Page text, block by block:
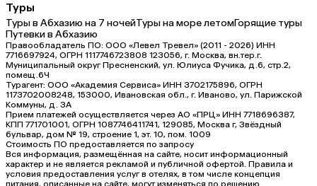
Туры
Туры в Абхазию на 7 ночейТуры на море летомГорящие туры
Путевки в Абхазию
Правообладатель ПО: ООО «Левел Тревел» (2011 - 2026) ИНН
7716697924, ОГРН 1117746723808 123056, г. Москва, вн.тер.г.
Муниципальный округ Пресненский, ул. Юлиуса Фучика, д.6, стр.2,
помещ.6Ч
Турагент: ООО «Академия Сервиса» ИНН 3702175896, ОГРН
1173702008248, 153000, Ивановская обл., г. Иваново, ул. Парижской
Коммуны, д. ЗА
Прием платежей осуществляется через АО «ПРЦ» ИНН 7718696387,
КПП 771701001, ОГРН 1087746411741, 129085, Москва г, Звёздный
бульвар, дом № 19, строение 1, эт. 10, пом. 1009
Стоимость ПО предоставляется по запросу
Вся информация, размещённая на сайте, носит информационный
характер и не является рекламой и публичной офертой. Правила и
условия предоставления услуг в отелях, в том числе концепция
питания, описанные на сайте, могут изменяться по решению